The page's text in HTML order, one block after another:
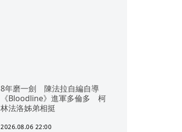
8年磨一劍 陳法拉自編自導
《Bloodline》進軍多倫多 柯
林法洛姊弟相挺
2026.08.06 22:00